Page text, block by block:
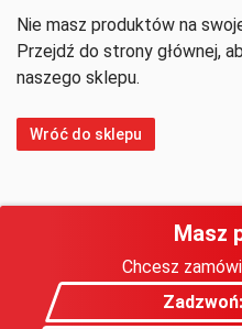
Nie masz produktów na
Przejdź do strony głównej,
naszego sklepu.
Wróć do sklepu
Masz
Chcesz